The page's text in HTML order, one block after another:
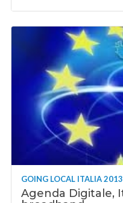
GOING LOCAL ITALIA 2013
Agenda Digitale,